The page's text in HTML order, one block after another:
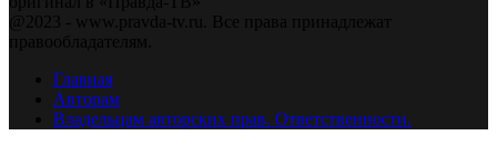
@2023 - www.pravda-tv.ru. Все права принадлежат
правообладателям.
Главная
Авторам
Владельцам авторских прав. Ответственности.